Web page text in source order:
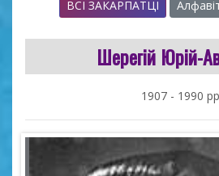
ВСІ ЗАКАРПАТЦІ
Шерегій Юрій-
1907 - 1990